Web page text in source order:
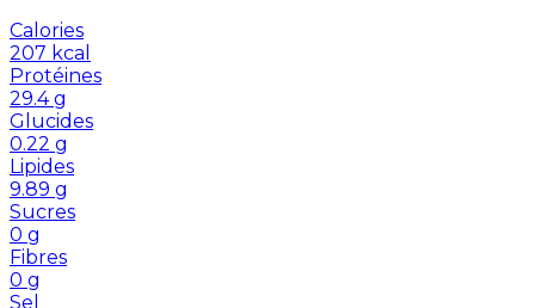
Calories
207 kcal
Protéines
29.4 g
Glucides
0.22 g
Lipides
9.89 g
Sucres
0 g
Fibres
0 g
Sel